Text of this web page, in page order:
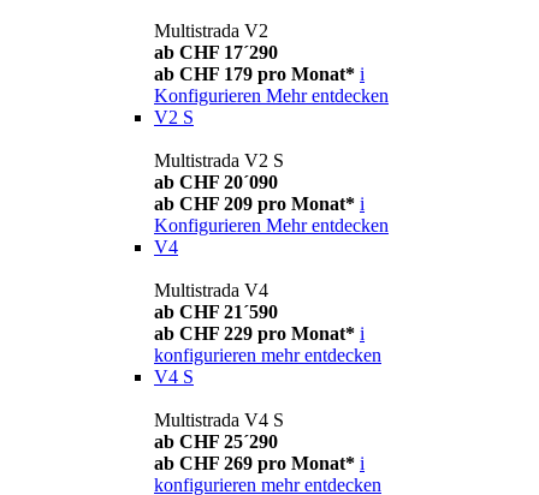
Multistrada V2
ab CHF 17´290
ab CHF 179 pro Monat* i
Konfigurieren Mehr entdecken
V2 S
Multistrada V2 S
ab CHF 20´090
ab CHF 209 pro Monat* i
Konfigurieren Mehr entdecken
V4
Multistrada V4
ab CHF 21´590
ab CHF 229 pro Monat* i
konfigurieren mehr entdecken
V4 S
Multistrada V4 S
ab CHF 25´290
ab CHF 269 pro Monat* i
konfigurieren mehr entdecken